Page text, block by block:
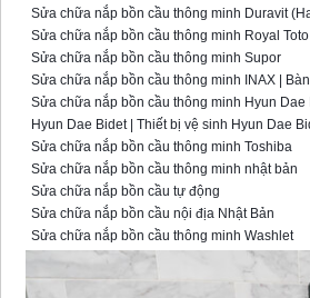
Sửa chữa nắp bồn cầu thông minh Duravit
Sửa chữa nắp bồn cầu thông minh Royal Toto
Sửa chữa nắp bồn cầu thông minh Supor
Sửa chữa nắp bồn cầu thông minh INAX |
Sửa chữa nắp bồn cầu thông minh Hyun
Hyun Dae Bidet | Thiết bị vệ sinh Hyun Dae
Sửa chữa nắp bồn cầu thông minh Toshiba
Sửa chữa nắp bồn cầu thông minh nhật bản
Sửa chữa nắp bồn cầu tự động
Sửa chữa nắp bồn cầu nội địa Nhật Bản
Sửa chữa nắp bồn cầu thông minh Washlet